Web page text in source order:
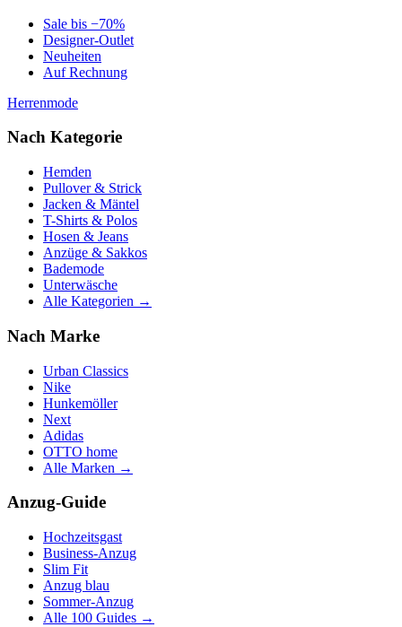
Sale bis −70%
Designer-Outlet
Neuheiten
Auf Rechnung
Herrenmode
Nach Kategorie
Hemden
Pullover & Strick
Jacken & Mäntel
T-Shirts & Polos
Hosen & Jeans
Anzüge & Sakkos
Bademode
Unterwäsche
Alle Kategorien →
Nach Marke
Urban Classics
Nike
Hunkemöller
Next
Adidas
OTTO home
Alle Marken →
Anzug-Guide
Hochzeitsgast
Business-Anzug
Slim Fit
Anzug blau
Sommer-Anzug
Alle 100 Guides →